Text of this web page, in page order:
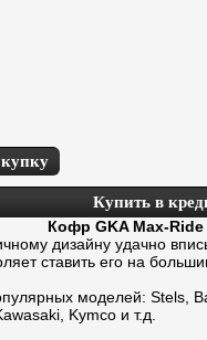
Купить в
Кофр GKA Max-Ride
дизайну удачно
ставить его на
моделей: Stels,
Kymco и т.д.